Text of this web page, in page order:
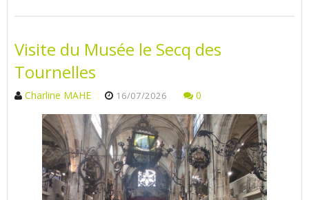
Visite du Musée le Secq des
Tournelles
Charline MAHE 16/07/2026 0